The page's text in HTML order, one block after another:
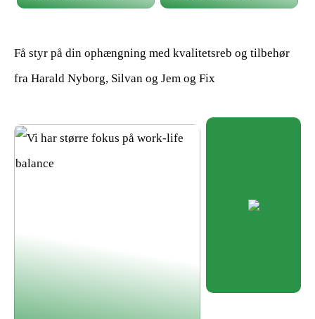
Få styr på din ophængning med kvalitetsreb og tilbehør
fra Harald Nyborg, Silvan og Jem og Fix